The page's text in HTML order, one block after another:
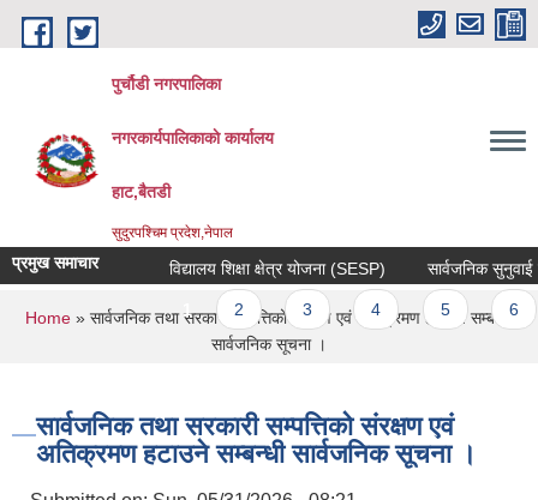
Skip to main content
पुर्चौडी नगरपालिका
नगरकार्यपालिकाकाे कार्यालय
हाट,बैतडी
सुदुरपश्चिम प्रदेश,नेपाल
प्रमुख समाचार विद्यालय शिक्षा क्षेत्र योजना (SESP) सार्वजनिक सुनुवाई
Pages
1 2 3 4 5 6
You are here
Home » सार्वजनिक तथा सरकारी सम्पत्तिको संरक्षण एवं अतिक्रमण हटाउने सम्बन्धी
सार्वजनिक सूचना ।
सार्वजनिक तथा सरकारी सम्पत्तिको संरक्षण एवं
अतिक्रमण हटाउने सम्बन्धी सार्वजनिक सूचना ।